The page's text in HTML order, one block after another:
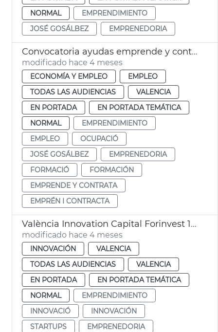
NORMAL
EMPRENDIMIENTO
JOSÉ GOSÁLBEZ
EMPRENEDORIA
Convocatoria ayudas emprende y contrata
modificado hace 4 meses
ECONOMÍA Y EMPLEO
EMPLEO
TODAS LAS AUDIENCIAS
VALENCIA
EN PORTADA
EN PORTADA TEMÁTICA
NORMAL
EMPRENDIMIENTO
EMPLEO
OCUPACIÓ
JOSÉ GOSÁLBEZ
EMPRENEDORIA
FORMACIÓ
FORMACIÓN
EMPRENDE Y CONTRATA
EMPRÉN I CONTRACTA
València Innovation Capital Forinvest 15 startups
modificado hace 4 meses
INNOVACIÓN
VALENCIA
TODAS LAS AUDIENCIAS
VALENCIA
EN PORTADA
EN PORTADA TEMÁTICA
NORMAL
EMPRENDIMIENTO
INNOVACIÓ
INNOVACIÓN
STARTUPS
EMPRENEDORIA